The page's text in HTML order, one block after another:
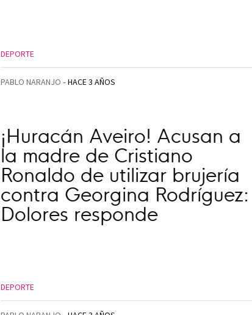
DEPORTE
PABLO NARANJO HACE 3 AÑOS
¡Huracán Aveiro! Acusan a
la madre de Cristiano
Ronaldo de utilizar brujería
contra Georgina Rodríguez:
Dolores responde
DEPORTE